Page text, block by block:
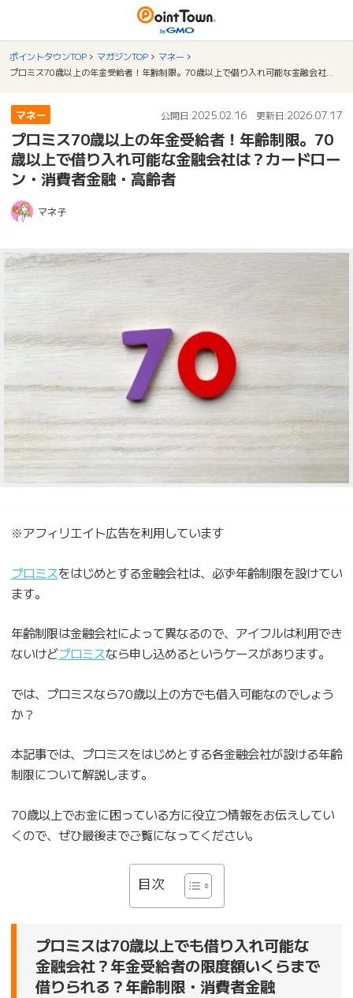
ポイントタウンTOP マガジンTOP
マネー
マネー 公開日:2025.02.16 更新日:2026.07.17
プロミス70歳以上の年金受給者！年齢制限。70
歳以上で借り入れ可能な金融会社は？カードロー
ン・消費者金融・高齢者
マネ子
※アフィリエイト広告を利用しています
プロミスをはじめとする金融会社は、必ず年齢制限を設けてい
ます。
年齢制限は金融会社によって異なるので、アイフルは利用でき
ないけどプロミスなら申し込めるというケースがあります。
では、プロミスなら70歳以上の方でも借入可能なのでしょう
か？
本記事では、プロミスをはじめとする各金融会社が設ける年齢
制限について解説します。
70歳以上でお金に困っている方に役立つ情報をお伝えしてい
くので、ぜひ最後までご覧になってください。
目次
プロミスは70歳以上でも借り入れ可能な
金融会社？年金受給者の限度額いくらまで
借りられる？年齢制限・消費者金融